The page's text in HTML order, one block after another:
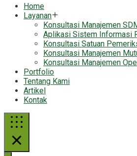
Home
Layanan
Konsultasi Manajemen
Aplikasi Sistem Informasi
Konsultasi Satuan
Konsultasi Manajemen
Konsultasi Manajemen
Portfolio
Tentang Kami
Artikel
Kontak